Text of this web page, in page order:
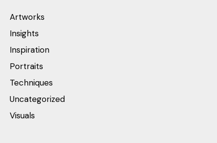
Artworks
Insights
Inspiration
Portraits
Techniques
Uncategorized
Visuals